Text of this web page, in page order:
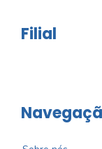
Filial